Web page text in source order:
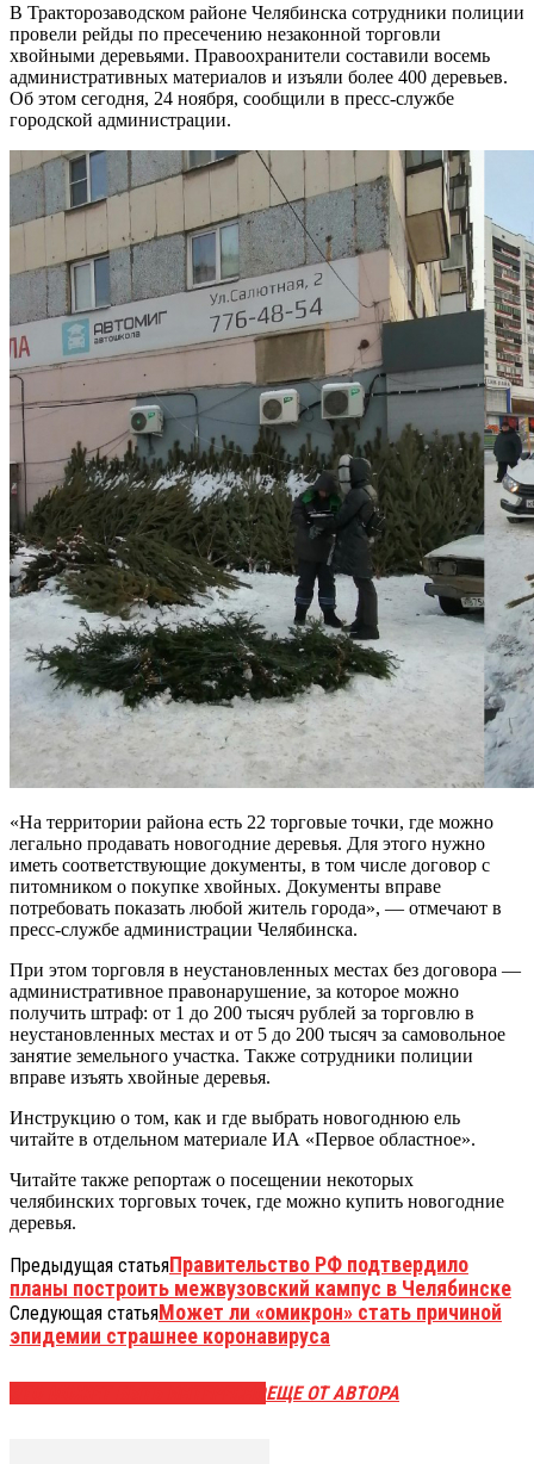
В Тракторозаводском районе Челябинска сотрудники полиции
провели рейды по пресечению незаконной торговли
хвойными деревьями. Правоохранители составили восемь
административных материалов и изъяли более 400 деревьев.
Об этом сегодня, 24 ноября, сообщили в пресс-службе
городской администрации.
«На территории района есть 22 торговые точки, где можно
легально продавать новогодние деревья. Для этого нужно
иметь соответствующие документы, в том числе договор с
питомником о покупке хвойных. Документы вправе
потребовать показать любой житель города», — отмечают в
пресс-службе администрации Челябинска.
При этом торговля в неустановленных местах без договора —
административное правонарушение, за которое можно
получить штраф: от 1 до 200 тысяч рублей за торговлю в
неустановленных местах и от 5 до 200 тысяч за самовольное
занятие земельного участка. Также сотрудники полиции
вправе изъять хвойные деревья.
Инструкцию о том, как и где выбрать новогоднюю ель
читайте в отдельном материале ИА «Первое областное».
Читайте также репортаж о посещении некоторых
челябинских торговых точек, где можно купить новогодние
деревья.
Предыдущая статьяПравительство РФ подтвердило
планы построить межвузовский кампус в Челябинске
Следующая статьяМожет ли «омикрон» стать причиной
эпидемии страшнее коронавируса
ЕЩЕ ОТ АВТОРА